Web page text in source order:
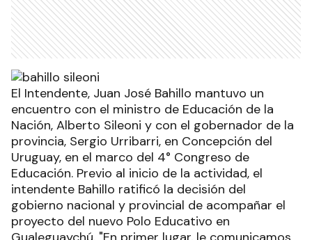
El Intendente, Juan José Bahillo mantuvo un
encuentro con el ministro de Educación de la
Nación, Alberto Sileoni y con el gobernador de la
provincia, Sergio Urribarri, en Concepción del
Uruguay, en el marco del 4° Congreso de
Educación. Previo al inicio de la actividad, el
intendente Bahillo ratificó la decisión del
gobierno nacional y provincial de acompañar el
proyecto del nuevo Polo Educativo en